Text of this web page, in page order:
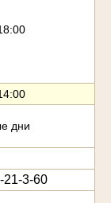
дни
21-3-60